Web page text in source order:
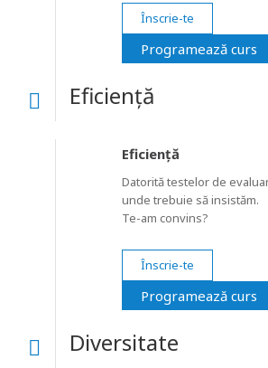
Înscrie-te
Programează curs
Eficiență
Eficiență
Datorită testelor de
unde trebuie să insistăm.
Te-am convins?
Înscrie-te
Programează curs
Diversitate